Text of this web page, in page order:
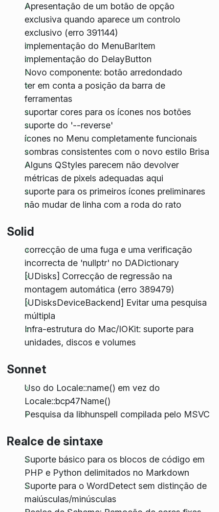
Apresentação de um botão de opção
exclusiva quando aparece um controlo
exclusivo (erro 391144)
implementação do MenuBarItem
implementação do DelayButton
Novo componente: botão arredondado
ter em conta a posição da barra de
ferramentas
suportar cores para os ícones nos botões
suporte do '--reverse'
ícones no Menu completamente funcionais
sombras consistentes com o novo estilo Brisa
Alguns QStyles parecem não devolver
métricas de pixels adequadas aqui
suporte para os primeiros ícones preliminares
não mudar de linha com a roda do rato
Solid
correcção de uma fuga e uma verificação
incorrecta de 'nullptr' no DADictionary
[UDisks] Correcção de regressão na
montagem automática (erro 389479)
[UDisksDeviceBackend] Evitar uma pesquisa
múltipla
Infra-estrutura do Mac/IOKit: suporte para
unidades, discos e volumes
Sonnet
Uso do Locale::name() em vez do
Locale::bcp47Name()
Pesquisa da libhunspell compilada pelo MSVC
Realce de sintaxe
Suporte básico para os blocos de código em
PHP e Python delimitados no Markdown
Suporte para o WordDetect sem distinção de
maiúsculas/minúsculas